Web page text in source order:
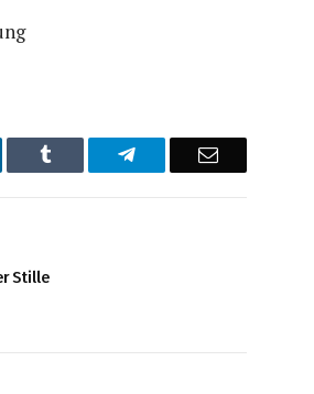
Tumblr Telegram Email
Stille